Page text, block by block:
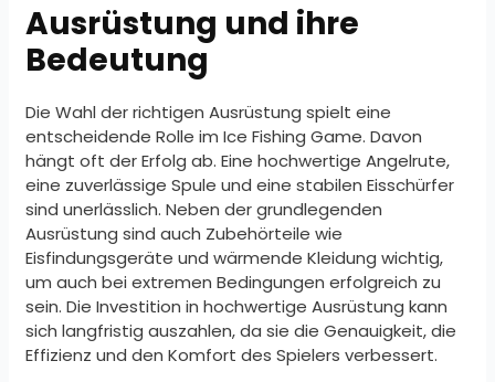
Ausrüstung und ihre
Bedeutung
Die Wahl der richtigen Ausrüstung spielt eine
entscheidende Rolle im Ice Fishing Game. Davon
hängt oft der Erfolg ab. Eine hochwertige Angelrute,
eine zuverlässige Spule und eine stabilen Eisschürfer
sind unerlässlich. Neben der grundlegenden
Ausrüstung sind auch Zubehörteile wie
Eisfindungsgeräte und wärmende Kleidung wichtig,
um auch bei extremen Bedingungen erfolgreich zu
sein. Die Investition in hochwertige Ausrüstung kann
sich langfristig auszahlen, da sie die Genauigkeit, die
Effizienz und den Komfort des Spielers verbessert.